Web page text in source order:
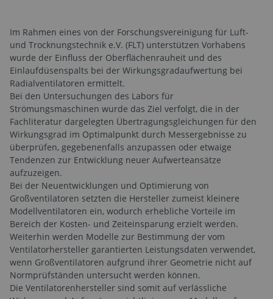
Im Rahmen eines von der Forschungsvereinigung für Luft-
und Trocknungstechnik e.V. (FLT) unterstützen Vorhabens
wurde der Einfluss der Oberflächenrauheit und des
Einlaufdüsenspalts bei der Wirkungsgradaufwertung bei
Radialventilatoren ermittelt.
Bei den Untersuchungen des Labors für
Strömungsmaschinen wurde das Ziel verfolgt, die in der
Fachliteratur dargelegten Übertragungsgleichungen für den
Wirkungsgrad im Optimalpunkt durch Messergebnisse zu
überprüfen, gegebenenfalls anzupassen oder etwaige
Tendenzen zur Entwicklung neuer Aufwerteansätze
aufzuzeigen.
Bei der Neuentwicklungen und Optimierung von
Großventilatoren setzten die Hersteller zumeist kleinere
Modellventilatoren ein, wodurch erhebliche Vorteile im
Bereich der Kosten- und Zeiteinsparung erzielt werden.
Weiterhin werden Modelle zur Bestimmung der vom
Ventilatorhersteller garantierten Leistungsdaten verwendet,
wenn Großventilatoren aufgrund ihrer Geometrie nicht auf
Normprüfständen untersucht werden können.
Die Ventilatorenhersteller sind somit auf verlässliche